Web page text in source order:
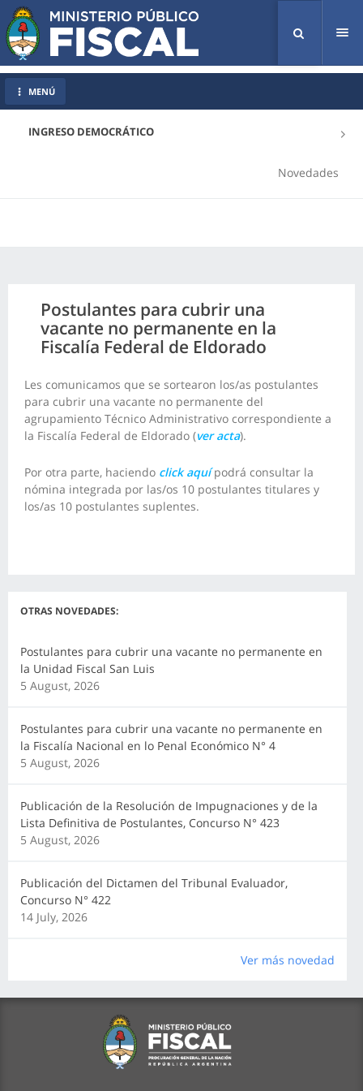
INGRESO DEMOCRÁTICO
Novedades
MENÚ
Postulantes para cubrir una
vacante no permanente en la
Fiscalía Federal de Eldorado
Les comunicamos que se sortearon los/as postulantes
para cubrir una vacante no permanente del
agrupamiento Técnico Administrativo correspondiente a
la Fiscalía Federal de Eldorado (ver acta).
Por otra parte, haciendo click aquí podrá consultar la
nómina integrada por las/os 10 postulantes titulares y
los/as 10 postulantes suplentes.
OTRAS NOVEDADES:
Postulantes para cubrir una vacante no permanente en
la Unidad Fiscal San Luis
5 August, 2026
Postulantes para cubrir una vacante no permanente en
la Fiscalía Nacional en lo Penal Económico N° 4
5 August, 2026
Publicación de la Resolución de Impugnaciones y de la
Lista Definitiva de Postulantes, Concurso N° 423
5 August, 2026
Publicación del Dictamen del Tribunal Evaluador,
Concurso N° 422
14 July, 2026
Ver más novedad